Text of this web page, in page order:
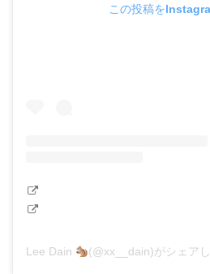
この投稿を
Lee Dain (@xx__dain)がシェア